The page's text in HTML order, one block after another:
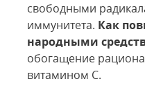
свободными
иммунитета. Как
народными
обогащение
витамином C.